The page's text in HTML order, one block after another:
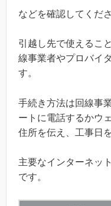
などを確認してくださ
引越し先で使えるこ
線事業者やプロバイ
す。
手続き方法は回線事
ートに電話するかウ
住所を伝え、工事日
主要なインターネッ
です。